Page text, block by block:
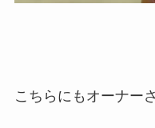
こちらにもオーナー